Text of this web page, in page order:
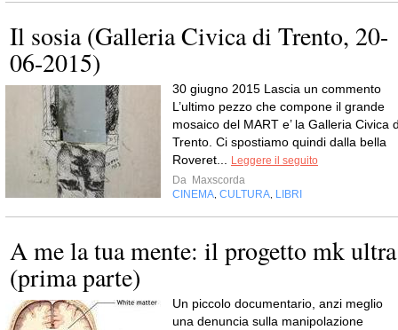
Il sosia (Galleria Civica di Trento, 20-
06-2015)
30 giugno 2015 Lascia un commento
L’ultimo pezzo che compone il grande
mosaico del MART e’ la Galleria Civica
Trento. Ci spostiamo quindi dalla bella
Roveret...
Leggere il seguito
Da Maxscorda
CINEMA CULTURA LIBRI
A me la tua mente: il progetto mk ultra
(prima parte)
Un piccolo documentario, anzi meglio
una denuncia sulla manipolazione